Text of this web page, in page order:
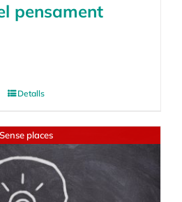
pensament
Detalls
Sense places